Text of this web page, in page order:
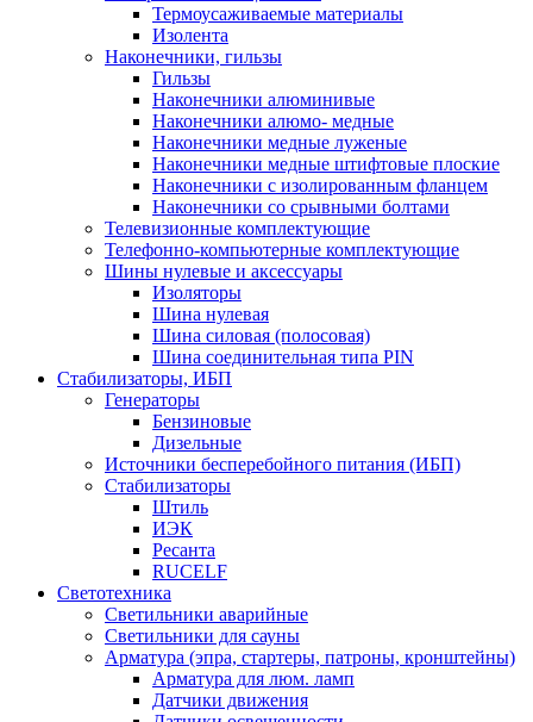
Термоусаживаемые матeриалы
Изолента
Наконечники, гильзы
Гильзы
Наконечники алюминивые
Наконечники алюмо- медные
Наконечники медные луженые
Наконечники медные штифтовые плоские
Наконечники с изолированным фланцем
Наконечники со срывными болтами
Телевизионные комплектующие
Телефонно-компьютерные комплектующие
Шины нулевые и аксессуары
Изоляторы
Шина нулевая
Шина силовая (полосовая)
Шина соединительная типа PIN
Стабилизаторы, ИБП
Генераторы
Бензиновые
Дизельные
Источники бесперебойного питания (ИБП)
Стабилизаторы
Штиль
ИЭК
Ресанта
RUCELF
Светотехника
Светильники аварийные
Светильники для сауны
Арматура (эпра, стартеры, патроны, кронштейны)
Арматура для люм. ламп
Датчики движения